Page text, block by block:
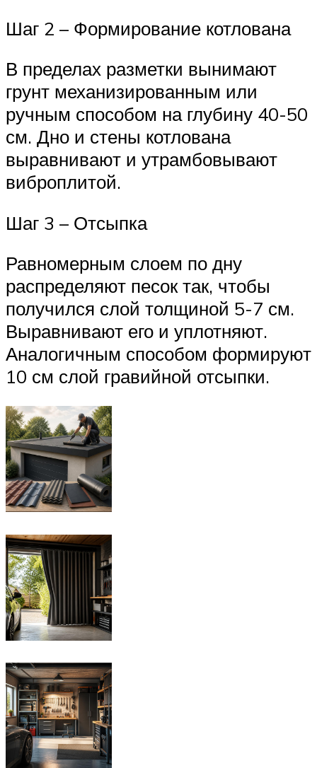
Шаг 2 – Формирование котлована
В пределах разметки вынимают
грунт механизированным или
ручным способом на глубину 40-50
см. Дно и стены котлована
выравнивают и утрамбовывают
виброплитой.
Шаг 3 – Отсыпка
Равномерным слоем по дну
распределяют песок так, чтобы
получился слой толщиной 5-7 см.
Выравнивают его и уплотняют.
Аналогичным способом формируют
10 см слой гравийной отсыпки.